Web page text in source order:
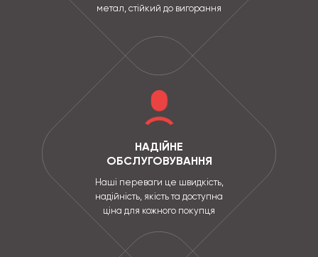
метал, стійкий до вигорання
НАДІЙНЕ
ОБСЛУГОВУВАННЯ
Наші переваги це швидкість,
надійність, якість та доступна
ціна для кожного покупця